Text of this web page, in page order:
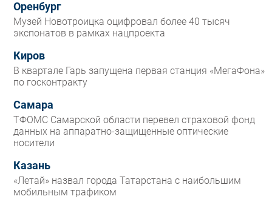
Оренбург
Музей Новотроицка оцифровал более 40 тысяч
экспонатов в рамках нацпроекта
Киров
В квартале Гарь запущена первая станция «МегаФона»
по госконтракту
Самара
ТФОМС Самарской области перевел страховой фонд
данных на аппаратно-защищенные оптические
носители
Казань
«Летай» назвал города Татарстана с наибольшим
мобильным трафиком